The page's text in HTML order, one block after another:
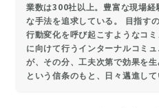
業数は300社以上。豊富な現場
な手法を追求している。 目指す
行動変化を呼び起こすようなコ
に向けて行うインターナルコミ
が、その分、工夫次第で効果を
という信条のもと、日々邁進して